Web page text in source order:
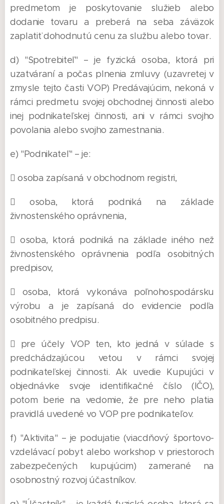
predmetom je poskytovanie služieb alebo
dodanie tovaru a preberá na seba záväzok
zaplatiť dohodnutú cenu za službu alebo tovar.
d) "Spotrebiteľ" – je fyzická osoba, ktorá pri
uzatváraní a počas plnenia zmluvy (uzavretej v
zmysle tejto časti VOP) Predávajúcim, nekoná v
rámci predmetu svojej obchodnej činnosti alebo
inej podnikateľskej činnosti, ani v rámci svojho
povolania alebo svojho zamestnania.
e) "Podnikateľ" – je:
 osoba zapísaná v obchodnom registri,
 osoba, ktorá podniká na základe
živnostenského oprávnenia,
 osoba, ktorá podniká na základe iného než
živnostenského oprávnenia podľa osobitných
predpisov,
 osoba, ktorá vykonáva poľnohospodársku
výrobu a je zapísaná do evidencie podľa
osobitného predpisu.
 pre účely VOP ten, kto jedná v súlade s
predchádzajúcou vetou v rámci svojej
podnikateľskej činnosti. Ak uvedie Kupujúci v
objednávke svoje identifikačné číslo (IČO),
potom berie na vedomie, že pre neho platia
pravidlá uvedené vo VOP pre podnikateľov.
f) "Aktivita" – je podujatie (viacdňový športovo-
vzdelávací pobyt alebo workshop v priestoroch
zabezpečených kupujúcim) zamerané na
osobnostný rozvoj účastníkov.